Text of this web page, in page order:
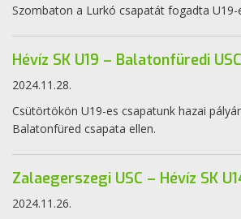
Szombaton a Lurkó csapatát fogadta U19-
Hévíz SK U19 – Balatonfüredi
2024.11.28.
Csütörtökön U19-es csapatunk hazai
Balatonfüred csapata ellen.
Zalaegerszegi USC – Hévíz SK
2024.11.26.